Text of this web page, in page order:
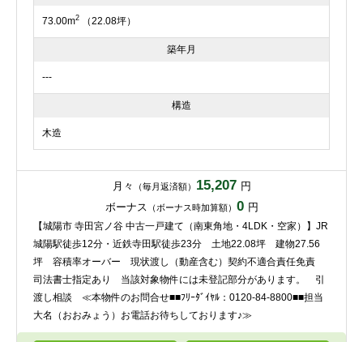
73.00m2 （22.08坪）
築年月
---
構造
木造
月々 （毎月返済額） 15,207 円
ボーナス （ボーナス時加算額） 0 円
【城陽市 寺田宮ノ谷 中古一戸建て（南東角地・4LDK・空家）】JR
城陽駅徒歩12分・近鉄寺田駅徒歩23分 土地22.08坪 建物27.56
坪 容積率オーバー 現状渡し（動産含む）契約不適合責任免責
司法書士指定あり 当該対象物件には未登記部分があります。 引
渡し相談 ≪本物件のお問合せ■■ﾌﾘｰﾀﾞｲﾔﾙ：0120-84-8800■■担当
大名（おおみょう）お電話お待ちしております♪≫